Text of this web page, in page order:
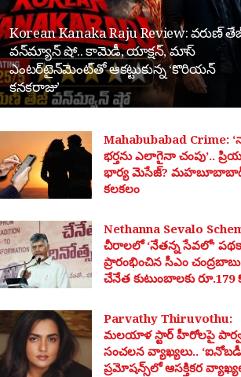
Korean Kanaka Raju Review: వరుణ్
వన్‌మ్యాన్ షో.. కామెడీ, యాక్షన్, మాస్
ఎంటర్‌టైన్‌మెంట్‌తో ఆకట్టుకున్న ‘కొరియన్
కనకరాజు’
Mahabubabad Crime:
భర్తను ఎలాగైనా చంపు’..
భార్య మెసేజ్?
కలకలం
Nethanna Sevalo
చీరాలలో ‘నేతన్న సేవలో’
ప్రారంభించిన సీఎం
చేనేత కుటుంబాలకు రూ.179
Parvathy Thiruvothu:
మలయాళ స్టార్ హీరోలపై
సంచలన వ్యాఖ్యలు..
ప్రమోషన్స్‌లో ఆసక్తికర